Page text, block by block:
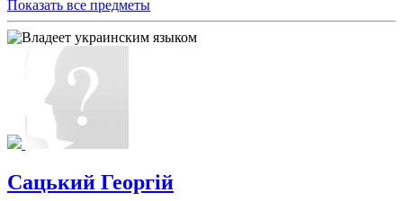
Показать все предметы
Сацький Георгій